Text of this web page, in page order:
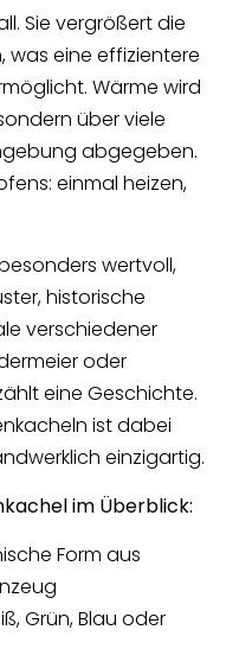
Sie vergrößert die
was eine effizientere
Wärme wird
über viele
abgegeben.
einmal heizen,
wertvoll,
historische
verschiedener
oder
eine Geschichte.
ist dabei
einzigartig.
im Überblick:
Form aus
Grün, Blau oder